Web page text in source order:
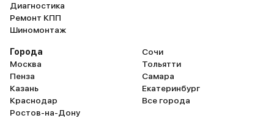
Диагностика
Ремонт КПП
Шиномонтаж
Города
Москва
Пенза
Казань
Краснодар
Ростов-на-Дону
Сочи
Тольятти
Самара
Екатеринбург
Все города